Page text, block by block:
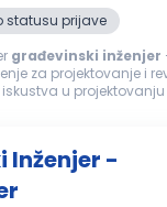
statusu prijave
građevinski inženjer
za projektovanje i
u projektovanju
Inženjer -